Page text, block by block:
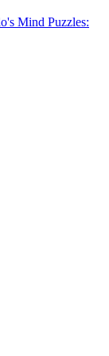
Mind Puzzles: